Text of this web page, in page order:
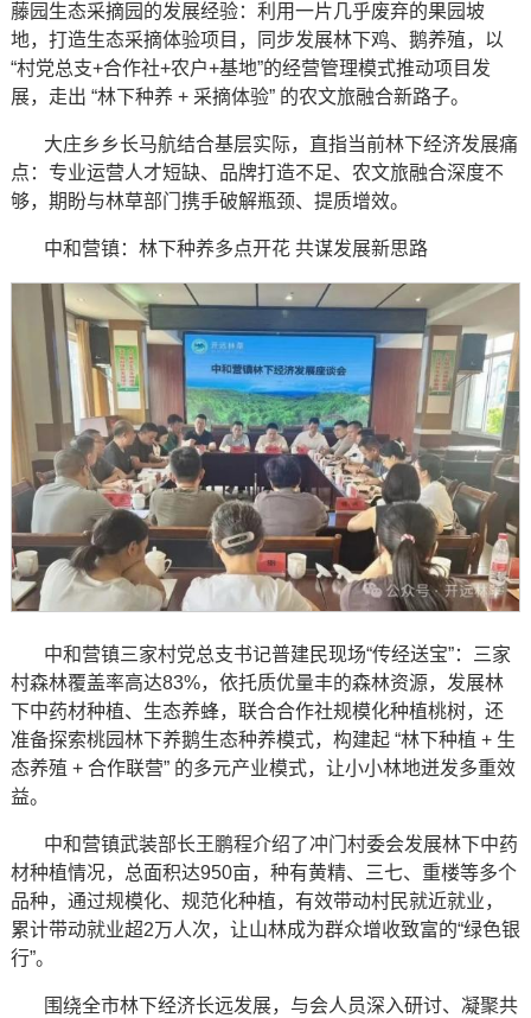
藤园生态采摘园的发展经验：利用一片几乎废弃的果园坡
地，打造生态采摘体验项目，同步发展林下鸡、鹅养殖，以
“村党总支+合作社+农户+基地”的经营管理模式推动项目发
展，走出 “林下种养 + 采摘体验” 的农文旅融合新路子。
大庄乡乡长马航结合基层实际，直指当前林下经济发展痛
点：专业运营人才短缺、品牌打造不足、农文旅融合深度不
够，期盼与林草部门携手破解瓶颈、提质增效。
中和营镇：林下种养多点开花 共谋发展新思路
中和营镇三家村党总支书记普建民现场“传经送宝”：三家
村森林覆盖率高达83%，依托质优量丰的森林资源，发展林
下中药材种植、生态养蜂，联合合作社规模化种植桃树，还
准备探索桃园林下养鹅生态种养模式，构建起 “林下种植 + 生
态养殖 + 合作联营” 的多元产业模式，让小小林地迸发多重效
益。
中和营镇武装部长王鹏程介绍了冲门村委会发展林下中药
材种植情况，总面积达950亩，种有黄精、三七、重楼等多个
品种，通过规模化、规范化种植，有效带动村民就近就业，
累计带动就业超2万人次，让山林成为群众增收致富的“绿色银
行”。
围绕全市林下经济长远发展，与会人员深入研讨、凝聚共